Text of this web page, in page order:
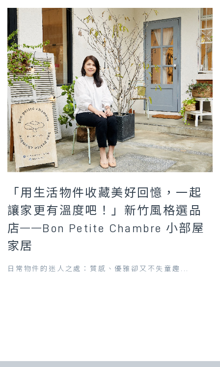
「用生活物件收藏美好回憶，一起
讓家更有溫度吧！」新竹風格選品
店——Bon Petite Chambre 小部屋
家居
日常物件的迷人之處：質感、優雅卻又不失童趣...